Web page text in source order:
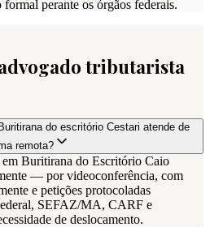
perante os órgãos federais.
tributarista
do escritório Cestari atende de
remota?
Buritirana do Escritório Caio
— por videoconferência, com
e petições protocoladas
SEFAZ/MA, CARF e
de deslocamento.